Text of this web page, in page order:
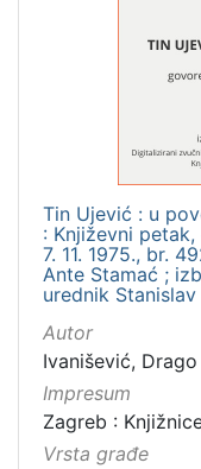
Tin Ujević : u
: Književni
7. 11. 1975., br.
Ante Stamać ;
urednik Stanislav
Autor
Ivanišević, Drago
Impresum
Zagreb :
Vrsta građe